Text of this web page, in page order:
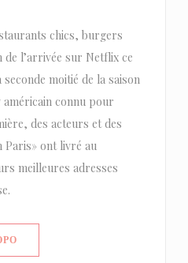
chics, burgers
de l’arrivée sur Netflix ce
moitié de la saison
connu pour
des acteurs et des
Paris» ont livré au
meilleures adresses
((ΑΝΟΊΓΕΙ ΣΕ ΝΈΟ ΠΑΡΆΘΥΡΟ))